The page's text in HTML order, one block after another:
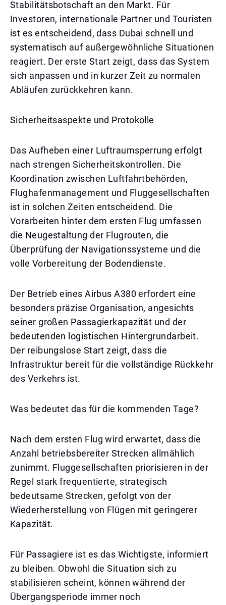
Stabilitätsbotschaft an den Markt. Für
Investoren, internationale Partner und Touristen
ist es entscheidend, dass Dubai schnell und
systematisch auf außergewöhnliche Situationen
reagiert. Der erste Start zeigt, dass das System
sich anpassen und in kurzer Zeit zu normalen
Abläufen zurückkehren kann.
Sicherheitsaspekte und Protokolle
Das Aufheben einer Luftraumsperrung erfolgt
nach strengen Sicherheitskontrollen. Die
Koordination zwischen Luftfahrtbehörden,
Flughafenmanagement und Fluggesellschaften
ist in solchen Zeiten entscheidend. Die
Vorarbeiten hinter dem ersten Flug umfassen
die Neugestaltung der Flugrouten, die
Überprüfung der Navigationssysteme und die
volle Vorbereitung der Bodendienste.
Der Betrieb eines Airbus A380 erfordert eine
besonders präzise Organisation, angesichts
seiner großen Passagierkapazität und der
bedeutenden logistischen Hintergrundarbeit.
Der reibungslose Start zeigt, dass die
Infrastruktur bereit für die vollständige Rückkehr
des Verkehrs ist.
Was bedeutet das für die kommenden Tage?
Nach dem ersten Flug wird erwartet, dass die
Anzahl betriebsbereiter Strecken allmählich
zunimmt. Fluggesellschaften priorisieren in der
Regel stark frequentierte, strategisch
bedeutsame Strecken, gefolgt von der
Wiederherstellung von Flügen mit geringerer
Kapazität.
Für Passagiere ist es das Wichtigste, informiert
zu bleiben. Obwohl die Situation sich zu
stabilisieren scheint, können während der
Übergangsperiode immer noch